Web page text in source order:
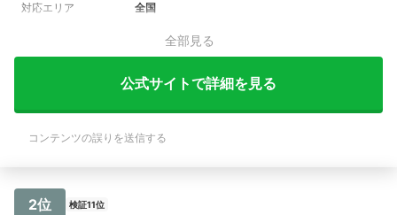
対応エリア 全国
全部見る
公式サイトで詳細を見る
コンテンツの誤りを送信する
2位 検証11位